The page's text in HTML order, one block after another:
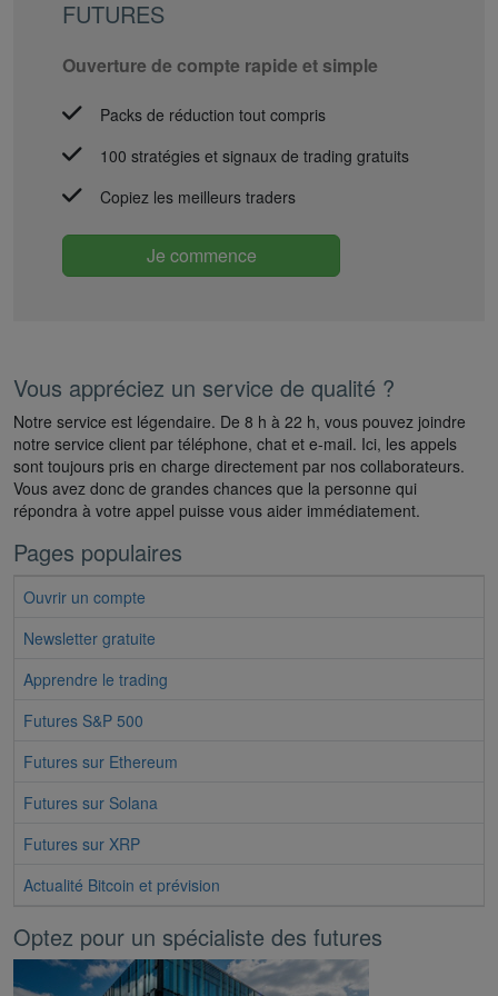
FUTURES
Ouverture de compte rapide et simple
Packs de réduction tout compris
100 stratégies et signaux de trading gratuits
Copiez les meilleurs traders
Je commence
Vous appréciez un service de qualité ?
Notre service est légendaire. De 8 h à 22 h, vous pouvez joindre
notre service client par téléphone, chat et e-mail. Ici, les appels
sont toujours pris en charge directement par nos collaborateurs.
Vous avez donc de grandes chances que la personne qui
répondra à votre appel puisse vous aider immédiatement.
Pages populaires
Ouvrir un compte
Newsletter gratuite
Apprendre le trading
Futures S&P 500
Futures sur Ethereum
Futures sur Solana
Futures sur XRP
Actualité Bitcoin et prévision
Optez pour un spécialiste des futures